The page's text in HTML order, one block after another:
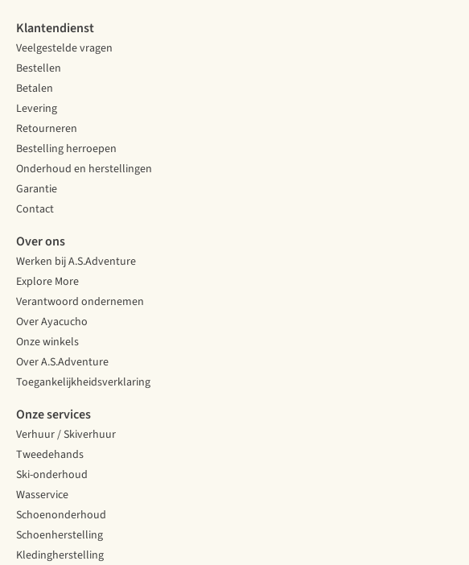
Klantendienst
Veelgestelde vragen
Bestellen
Betalen
Levering
Retourneren
Bestelling herroepen
Onderhoud en herstellingen
Garantie
Contact
Over ons
Werken bij A.S.Adventure
Explore More
Verantwoord ondernemen
Over Ayacucho
Onze winkels
Over A.S.Adventure
Toegankelijkheidsverklaring
Onze services
Verhuur / Skiverhuur
Tweedehands
Ski-onderhoud
Wasservice
Schoenonderhoud
Schoenherstelling
Kledingherstelling